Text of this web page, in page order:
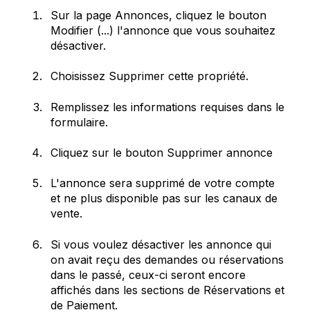
Sur la page Annonces, cliquez le bouton
Modifier (...) l'annonce que vous souhaitez
désactiver.
Choisissez Supprimer cette propriété.
Remplissez les informations requises dans le
formulaire.
Cliquez sur le bouton Supprimer annonce
L'annonce sera supprimé de votre compte
et ne plus disponible pas sur les canaux de
vente.
Si vous voulez désactiver les annonce qui
on avait reçu des demandes ou réservations
dans le passé, ceux-ci seront encore
affichés dans les sections de Réservations et
de Paiement.